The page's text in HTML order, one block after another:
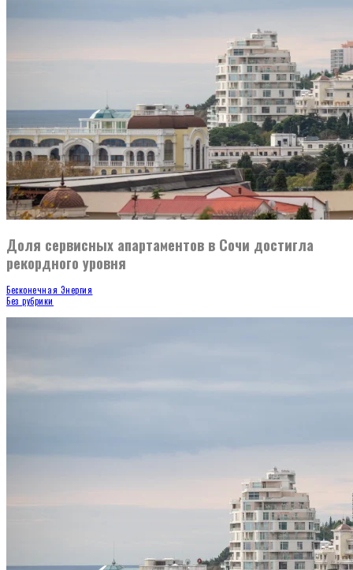
Доля сервисных апартаментов в Сочи достигла
рекордного уровня
Бесконечная Энергия
Без рубрики